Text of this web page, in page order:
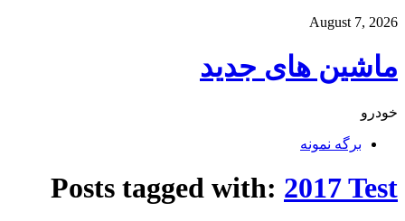
August 7, 2026
ماشین های جدید
خودرو
برگه نمونه
Posts tagged with: 2017 Test